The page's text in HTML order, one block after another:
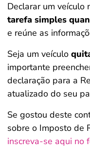
Declarar um veículo
tarefa simples
e reúne as
Seja um veículo
importante
declaração para a
atualizado do seu
Se gostou deste
sobre o Imposto de
inscreva-se aqui no